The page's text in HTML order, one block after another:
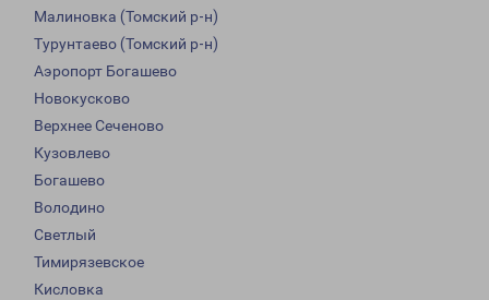
Малиновка (Томский р-н)
Турунтаево (Томский р-н)
Аэропорт Богашево
Новокусково
Верхнее Сеченово
Кузовлево
Богашево
Володино
Светлый
Тимирязевское
Кисловка